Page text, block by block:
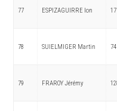
77 ESPIZAGUIRRE Ion 17
78 SUIELMIGER Martin 74
79 FRAROY Jérémy